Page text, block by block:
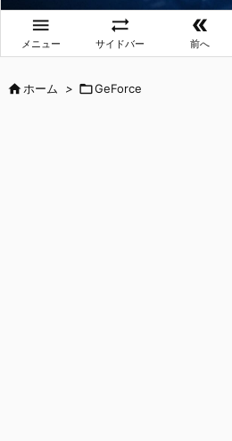

メニュー

サイドバー

前へ
ホーム > GeForce